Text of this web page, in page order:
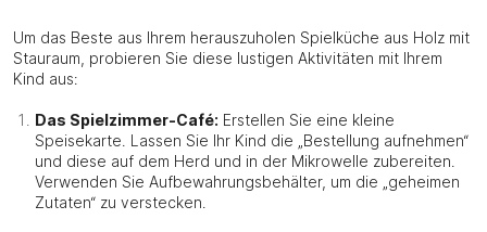
Um das Beste aus Ihrem herauszuholen Spielküche aus Holz mit
Stauraum, probieren Sie diese lustigen Aktivitäten mit Ihrem
Kind aus:
Das Spielzimmer-Café: Erstellen Sie eine kleine
Speisekarte. Lassen Sie Ihr Kind die „Bestellung aufnehmen“
und diese auf dem Herd und in der Mikrowelle zubereiten.
Verwenden Sie Aufbewahrungsbehälter, um die „geheimen
Zutaten“ zu verstecken.